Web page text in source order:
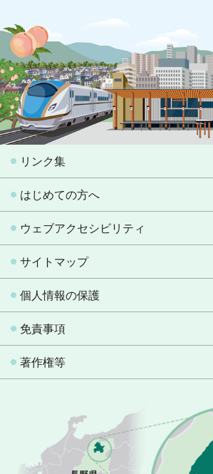
リンク集
はじめての方へ
ウェブアクセシビリティ
サイトマップ
個人情報の保護
免責事項
著作権等